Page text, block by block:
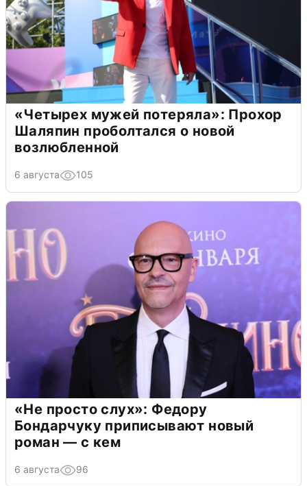
«Четырех мужей потеряла»: Прохор
Шаляпин проболтался о новой
возлюбленной
6 августа 105
«Не просто слух»: Федору
Бондарчуку приписывают новый
роман — с кем
6 августа 96